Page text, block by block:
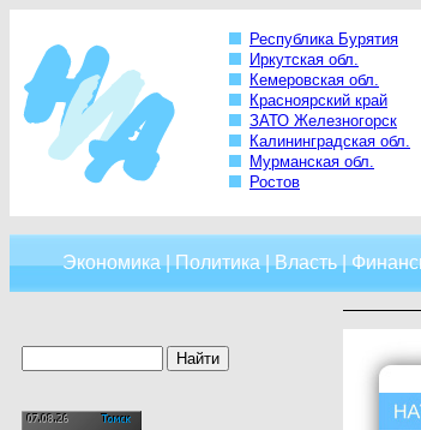
Республика Бурятия
Иркутская обл.
Кемеровская обл.
Красноярский край
ЗАТО Железногорск
Калининградская обл.
Мурманская обл.
Ростов
Экономика|Политика|Власть|